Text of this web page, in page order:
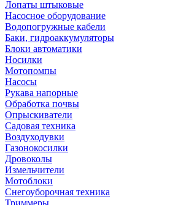
Лопаты штыковые
Насосное оборудование
Водопогружные кабели
Баки, гидроаккумуляторы
Блоки автоматики
Носилки
Мотопомпы
Насосы
Рукава напорные
Обработка почвы
Опрыскиватели
Садовая техника
Воздуходувки
Газонокосилки
Дровоколы
Измельчители
Мотоблоки
Снегоуборочная техника
Триммеры